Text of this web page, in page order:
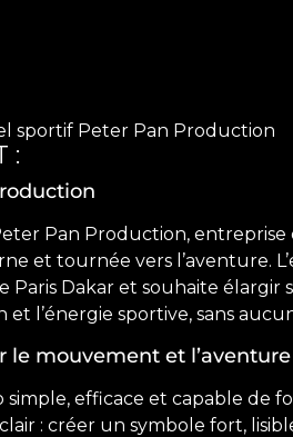
sportif Peter Pan Production
:
Pan Production,
et tournée vers l’aventure.
Paris Dakar et souhaite élargir
l’énergie sportive, sans
le mouvement et l’aventure
simple, efficace et capable de
: créer un symbole fort,